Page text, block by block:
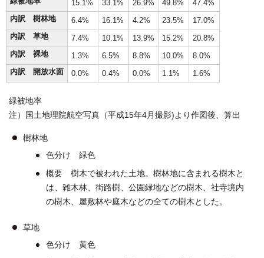
15.1% 33.1% 26.9% 49.8%
47.4%
内訳 樹林地
6.4% 16.1% 4.2% 23.5%
17.0%
内訳 草地
7.4% 10.1% 13.9% 15.2%
20.8%
内訳 裸地
1.3% 6.5% 8.8% 10.0%
8.0%
内訳 開放水面
0.0% 0.4% 0.0% 1.1% 1.6%
緑被地率
注）国土地理院航空写真（平成15年4月撮影)より作図後、算出
樹林地
色分け 緑色
概要 樹木で被われた土地。樹林地に含まれる樹木と
は、雑木林、街路樹、公園緑地などの樹木、社寺境内
の樹木、屋敷林や庭木などの全ての樹木とした。
草地
色分け 黄色